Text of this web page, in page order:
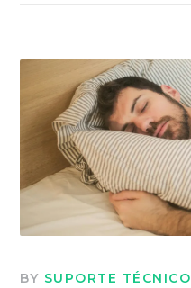
BY SUPORTE TÉCNICO